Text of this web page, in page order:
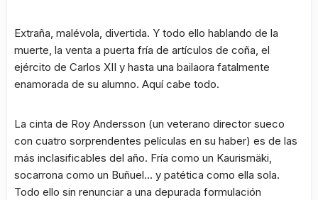
Extraña, malévola, divertida. Y todo ello hablando de la
muerte, la venta a puerta fría de artículos de coña, el
ejército de Carlos XII y hasta una bailaora fatalmente
enamorada de su alumno. Aquí cabe todo.
La cinta de Roy Andersson (un veterano director sueco
con cuatro sorprendentes películas en su haber) es de las
más inclasificables del año. Fría como un Kaurismäki,
socarrona como un Buñuel… y patética como ella sola.
Todo ello sin renunciar a una depurada formulación